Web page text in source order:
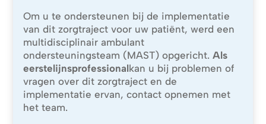
Om u te ondersteunen bij de implementatie
van dit zorgtraject voor uw patiënt, werd een
multidisciplinair ambulant
ondersteuningsteam (MAST) opgericht. Als
eerstelijnsprofessionalkan u bij problemen of
vragen over dit zorgtraject en de
implementatie ervan, contact opnemen met
het team.